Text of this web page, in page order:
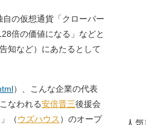
自の仮想通貨「クローバー
倍の価値になる」などと
知など）にあたるとして
）、こんな企業の代表
なわれる安倍晋三後援会
（ウズハウス ）のオープ